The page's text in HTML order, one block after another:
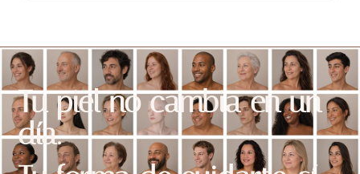
Tu piel no cambia en un
día.